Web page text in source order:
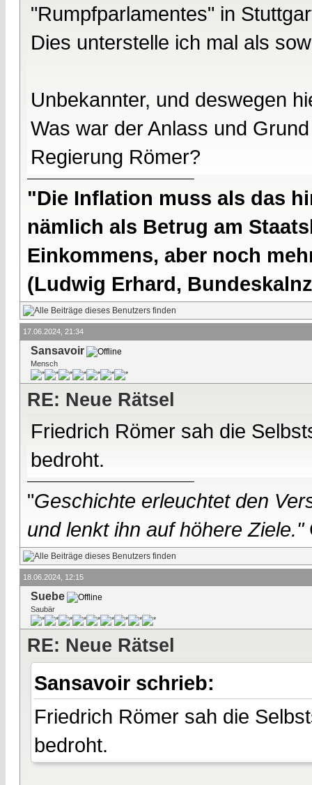
"Rumpfparlamentes" in
Dies unterstelle ich mal als
Unbekannter, und deswegen
Was war der Anlass und
Regierung Römer?
"Die Inflation muss als das
nämlich als Betrug am
Einkommens, aber noch
(Ludwig Erhard,
17.06.2024, 21:34
Sansavoir
Mensch
RE: Neue Rätsel
Friedrich Römer sah die
bedroht.
"Geschichte erleuchtet den
und lenkt ihn auf höhere Ziele."
18.06.2024, 12:15
Suebe
Saubär
RE: Neue Rätsel
Sansavoir schrieb:
Friedrich Römer sah die
bedroht.